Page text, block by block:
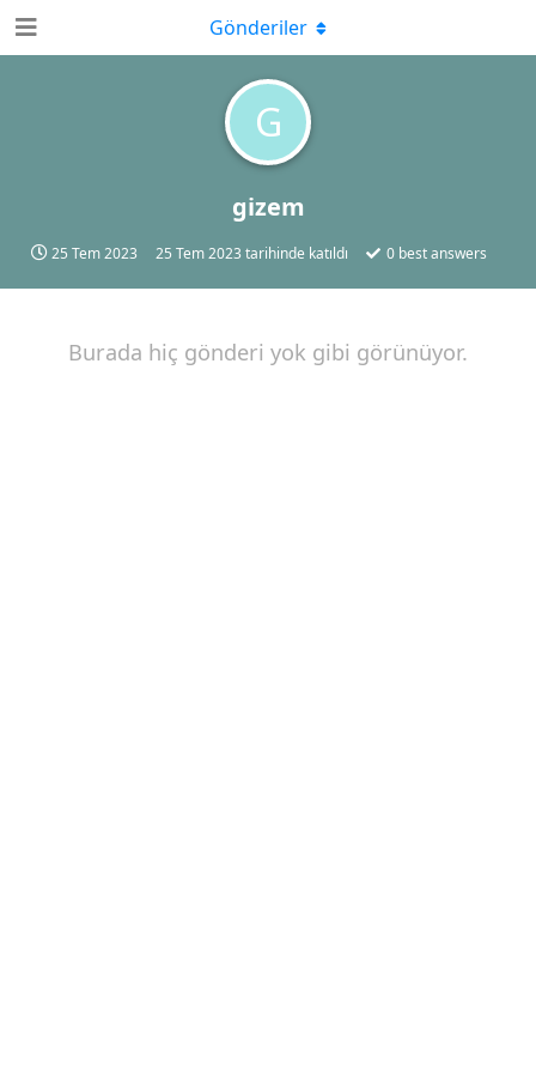
G
gizem
25 Tem 2023 25 Tem 2023 tarihinde katıldı 0 best answers
Gönderiler
Burada hiç gönderi yok gibi görünüyor.